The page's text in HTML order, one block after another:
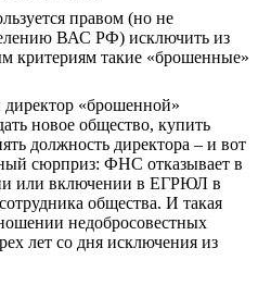
правом (но не
ВАС РФ) исключить из
критериям такие «брошенные»
«брошенной»
новое общество, купить
должность директора – и вот
сюрприз: ФНС отказывает в
или включении в ЕГРЮЛ в
общества. И такая
недобросовестных
лет со дня исключения из